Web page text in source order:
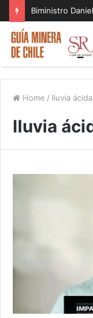
Home / lluvia ácida
lluvia